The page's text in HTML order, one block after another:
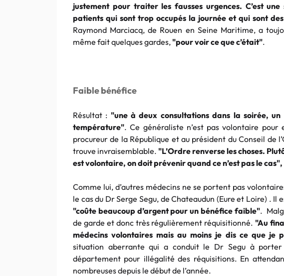
justement pour traiter les fausses urgences. C’est
patients qui sont trop occupés la journée et qui sont
Raymond Marciacq, de Rouen en Seine Maritime, a
même fait quelques gardes, "pour voir ce que c’était".
Faible bénéfice
Résultat : "une à deux consultations dans la soirée,
température". Ce généraliste n’est pas volontaire
procureur de la République et au président du Conseil de
trouve invraisemblable. "L’Ordre renverse les choses.
est volontaire, on doit prévenir quand ce n’est pas le cas",
Comme lui, d’autres médecins ne se portent pas
le cas du Dr Serge Segu, de Chateaudun (Eure et Loire) . Il
"coûte beaucoup d’argent pour un bénéfice faible".
de garde et donc très régulièrement réquisitionné. "Au
médecins volontaires mais au moins je dis ce que je
situation aberrante qui a conduit le Dr Segu à
département pour illégalité des réquisitions. En
nombreuses depuis le début de l’année.